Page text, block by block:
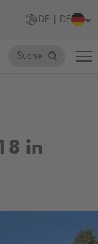
DE | DE
Suche
in